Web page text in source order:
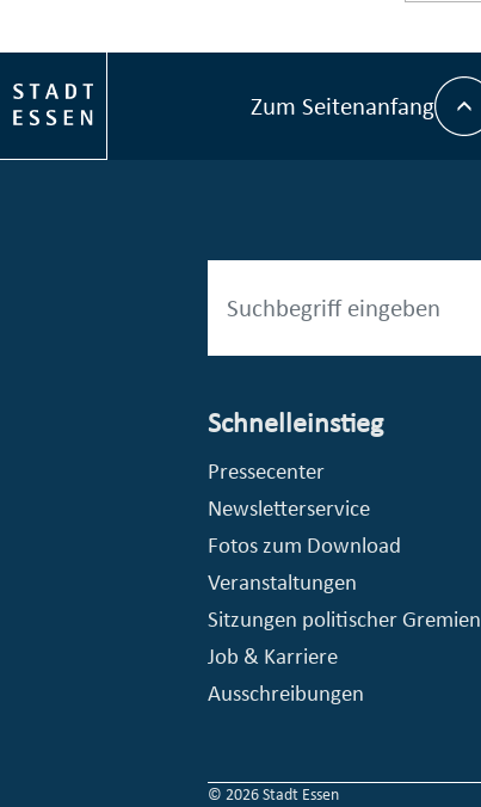
Zum Seitenanfang
Schnelleinstieg
Pressecenter
Newsletterservice
Fotos zum Download
Veranstaltungen
Sitzungen politischer Gremien
Job & Karriere
Ausschreibungen
© Stadt Essen, Presse- und Kommunikationsamt
© 2026 Stadt Essen